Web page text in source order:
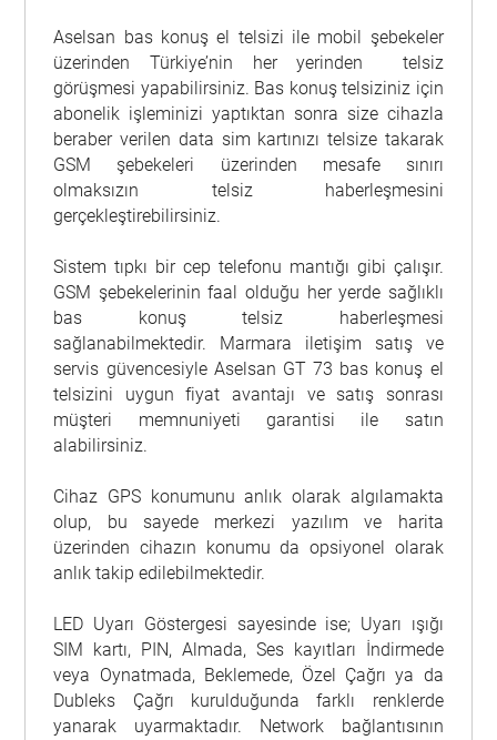
Aselsan bas konuş el telsizi ile mobil şebekeler
üzerinden Türkiye’nin her yerinden telsiz
görüşmesi yapabilirsiniz. Bas konuş telsiziniz için
abonelik işleminizi yaptıktan sonra size cihazla
beraber verilen data sim kartınızı telsize takarak
GSM şebekeleri üzerinden mesafe sınırı
olmaksızın telsiz haberleşmesini
gerçekleştirebilirsiniz.
Sistem tıpkı bir cep telefonu mantığı gibi çalışır.
GSM şebekelerinin faal olduğu her yerde sağlıklı
bas konuş telsiz haberleşmesi
sağlanabilmektedir. Marmara iletişim satış ve
servis güvencesiyle Aselsan GT 73 bas konuş el
telsizini uygun fiyat avantajı ve satış sonrası
müşteri memnuniyeti garantisi ile satın
alabilirsiniz.
Cihaz GPS konumunu anlık olarak algılamakta
olup, bu sayede merkezi yazılım ve harita
üzerinden cihazın konumu da opsiyonel olarak
anlık takip edilebilmektedir.
LED Uyarı Göstergesi sayesinde ise; Uyarı ışığı
SIM kartı, PIN, Almada, Ses kayıtları İndirmede
veya Oynatmada, Beklemede, Özel Çağrı ya da
Dubleks Çağrı kurulduğunda farklı renklerde
yanarak uyarmaktadır. Network bağlantısının